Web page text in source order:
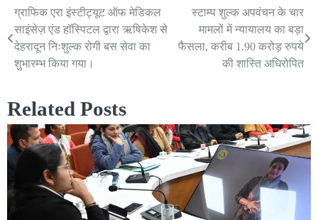
Post
navigation
ग्राफिक एरा इंस्टीट्यूट ऑफ मेडिकल
साइंसेज़ एंड हॉस्पिटल द्वारा ऋषिकेश से
देहरादून निःशुल्क रोगी बस सेवा का
शुभारम्भ किया गया।
स्टाम्प शुल्क अपवंचन के चार
मामलों में न्यायालय का बड़ा
फैसला, करीब 1.90 करोड़ रुपये
की शास्ति अधिरोपित
Related Posts